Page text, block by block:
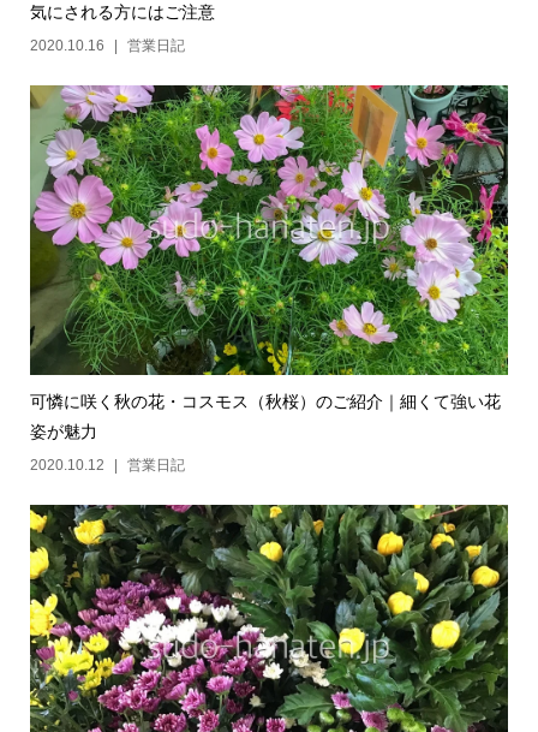
気にされる方にはご注意
2020.10.16 営業日記
可憐に咲く秋の花・コスモス（秋桜）のご紹介｜細くて強い花
姿が魅力
2020.10.12 営業日記